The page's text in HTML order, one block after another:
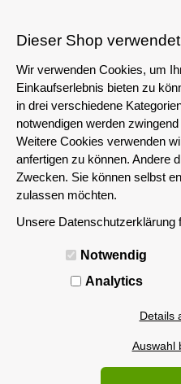
Das servershop-
Unternehmen i.S.d. § 14 BGB
an
MENÜ
Dieser Shop
Wir verwenden Cookies, um
Einkaufserlebnis bieten zu
in drei verschiedene
notwendigen werden
Weitere Cookies verwenden
anfertigen zu können. Andere
Zwecken. Sie können selbst
zulassen möchten.
Unsere Datenschutzerklärung
Notwendig
Analytics
Details
Auswahl